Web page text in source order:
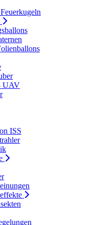
UAV
ISS